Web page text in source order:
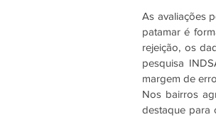
As avaliações
patamar é
rejeição, os
pesquisa
margem de
Nos bairros
destaque para